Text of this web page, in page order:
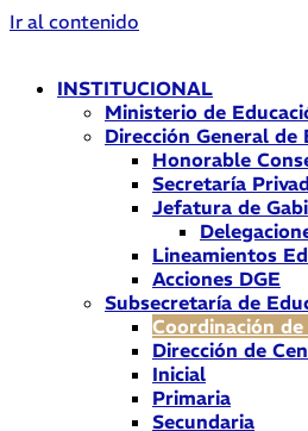
Ir al contenido
INSTITUCIONAL
Ministerio de
Dirección General de
Honorable
Secretaría
Jefatura de
Lineamientos
Acciones DGE
Subsecretaría de
Coordinación
Dirección de
Inicial
Primaria
Secundaria